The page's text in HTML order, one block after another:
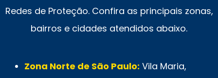
Redes de Proteção. Confira as principais zonas,
bairros e cidades atendidos abaixo.
Zona Norte de São Paulo: Vila Maria,